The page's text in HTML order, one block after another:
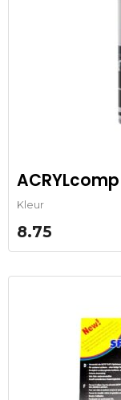
Kleur
8.75